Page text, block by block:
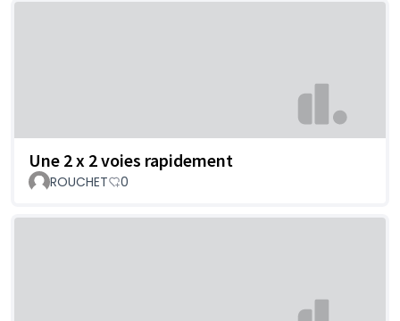
Une 2 x 2 voies rapidement
ROUCHET 0